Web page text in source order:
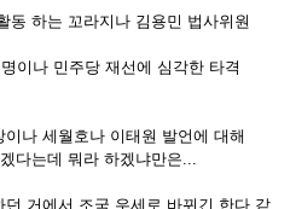
동 하는 꼬라지나 김용민 법사위원
이나 민주당 재선에 심각한 타격
나 세월호나 이태원 발언에 대해
다는데 뭐라 하겠냐만은...
거에서 조국 우세로 바뀌긴 한다 같